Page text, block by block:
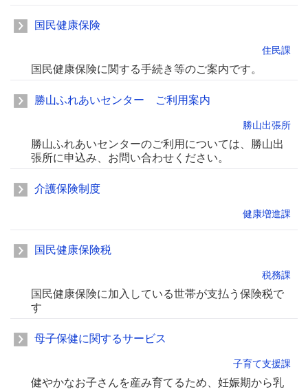
国民健康保険
住民課
国民健康保険に関する手続き等のご案内です。
勝山ふれあいセンター ご利用案内
勝山出張所
勝山ふれあいセンターのご利用については、勝山出
張所に申込み、お問い合わせください。
介護保険制度
健康増進課
国民健康保険税
税務課
国民健康保険に加入している世帯が支払う保険税で
す
母子保健に関するサービス
子育て支援課
健やかなお子さんを産み育てるため、妊娠期から乳